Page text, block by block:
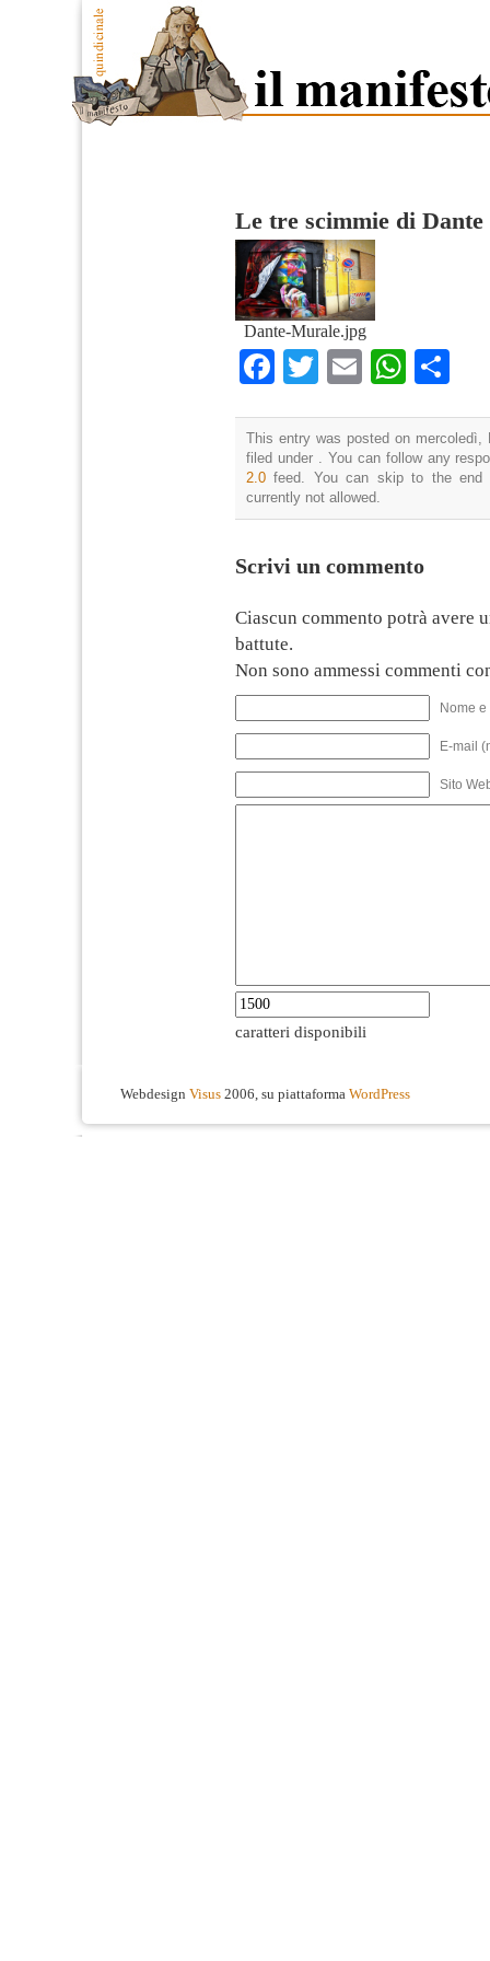
Le tre scimmie di Dante
Dante-Murale.jpg
Facebook
TwitterEmail
This entry was posted on
filed under . You can follow any
2.0 feed. You can skip to the end
currently not allowed.
Scrivi un commento
Ciascun commento potrà avere
battute.
Non sono ammessi commenti
Nome
E-mail
Sito
caratteri disponibili
Webdesign Visus 2006, su piattaforma WordPress